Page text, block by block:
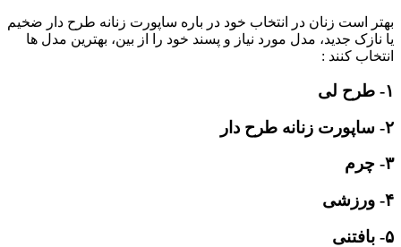
بهتر است زنان در انتخاب خود در باره ساپورت زنانه طرح دار ضخیم
یا نازک جدید، مدل مورد نیاز و پسند خود را از بین، بهترین مدل ها
انتخاب کنند :
۱- طرح لی
۲- ساپورت زنانه طرح دار
۳- چرم
۴- ورزشی
۵- بافتنی